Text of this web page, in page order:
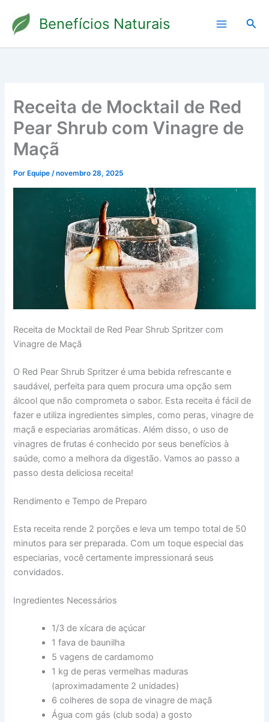
para
conteúdo
Benefícios Naturais
Receita de Mocktail de Red
Pear Shrub com Vinagre de
Maçã
Por Equipe/novembro 28, 2025
Receita de Mocktail de Red Pear Shrub Spritzer com
Vinagre de Maçã
O Red Pear Shrub Spritzer é uma bebida refrescante e
saudável, perfeita para quem procura uma opção sem
álcool que não comprometa o sabor. Esta receita é fácil de
fazer e utiliza ingredientes simples, como peras, vinagre de
maçã e especiarias aromáticas. Além disso, o uso de
vinagres de frutas é conhecido por seus benefícios à
saúde, como a melhora da digestão. Vamos ao passo a
passo desta deliciosa receita!
Rendimento e Tempo de Preparo
Esta receita rende 2 porções e leva um tempo total de 50
minutos para ser preparada. Com um toque especial das
especiarias, você certamente impressionará seus
convidados.
Ingredientes Necessários
1/3 de xícara de açúcar
1 fava de baunilha
5 vagens de cardamomo
1 kg de peras vermelhas maduras
(aproximadamente 2 unidades)
6 colheres de sopa de vinagre de maçã
Água com gás (club soda) a gosto